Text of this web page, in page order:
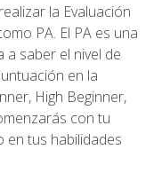
la Evaluación
PA. El PA es una
a saber el nivel de
en la
High Beginner,
con tu
en tus habilidades